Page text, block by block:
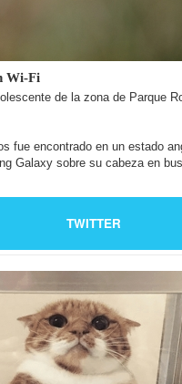
Wi-Fi
de la zona de Parque
fue encontrado en un estado
Galaxy sobre su cabeza en
TWITTER